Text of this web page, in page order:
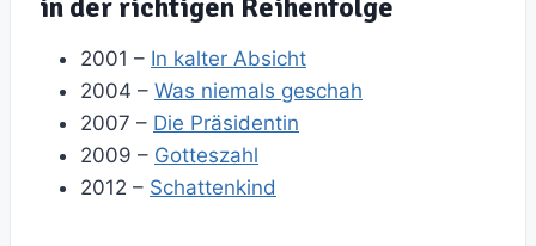
in der richtigen Reihenfolge
2001 – In kalter Absicht
2004 – Was niemals geschah
2007 – Die Präsidentin
2009 – Gotteszahl
2012 – Schattenkind